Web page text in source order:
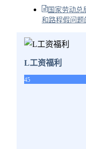
国家劳动总
和路程假问题
L工资福利
45